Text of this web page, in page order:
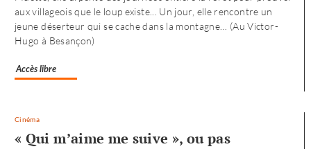
de
«
aux villageois que le loup existe... Un jour, elle rencontre un
jeune déserteur qui se cache dans la montagne… (Au Victor-
Hugo à Besançon)
Accès libre
Cinéma
« Qui m’aime me suive », ou pas